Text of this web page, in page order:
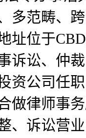
多范畴、
址位于
讼、仲
公司任
做律师事
、诉讼营